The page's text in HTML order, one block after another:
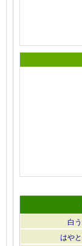
白
はや